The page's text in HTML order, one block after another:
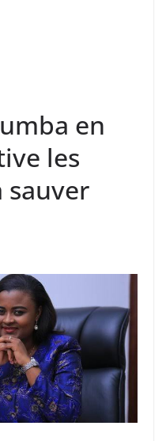
en
les
sauver